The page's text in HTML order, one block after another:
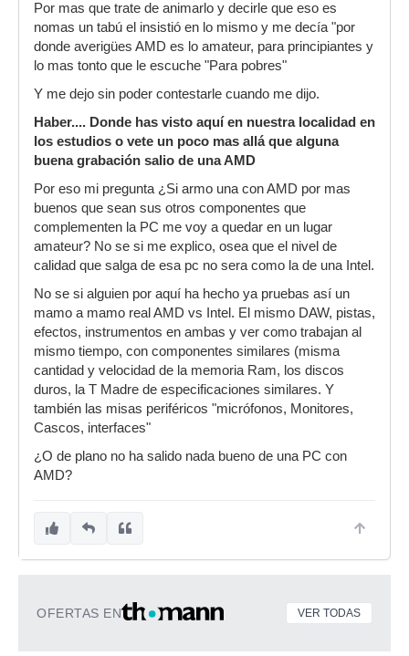
Por mas que trate de animarlo y decirle que eso es
nomas un tabú el insistió en lo mismo y me decía "por
donde averigües AMD es lo amateur, para principiantes y
lo mas tonto que le escuche "Para pobres"
Y me dejo sin poder contestarle cuando me dijo.
Haber.... Donde has visto aquí en nuestra localidad en
los estudios o vete un poco mas allá que alguna
buena grabación salio de una AMD
Por eso mi pregunta ¿Si armo una con AMD por mas
buenos que sean sus otros componentes que
complementen la PC me voy a quedar en un lugar
amateur? No se si me explico, osea que el nivel de
calidad que salga de esa pc no sera como la de una Intel.
No se si alguien por aquí ha hecho ya pruebas así un
mamo a mamo real AMD vs Intel. El mismo DAW, pistas,
efectos, instrumentos en ambas y ver como trabajan al
mismo tiempo, con componentes similares (misma
cantidad y velocidad de la memoria Ram, los discos
duros, la T Madre de especificaciones similares. Y
también las misas periféricos "micrófonos, Monitores,
Cascos, interfaces"
¿O de plano no ha salido nada bueno de una PC con
AMD?
OFERTAS EN VER TODAS